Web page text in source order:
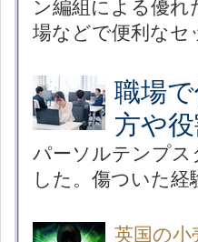
ン編組による優れ
場などで便利なセ
職場
方や
パーソルテンプス
した。傷ついた
英国の小